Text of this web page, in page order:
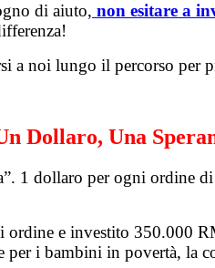
di aiuto, non esitare a
a noi lungo il percorso
Dollaro, Una
1 dollaro per ogni ordine
e investito 350.000
i bambini in povertà, la